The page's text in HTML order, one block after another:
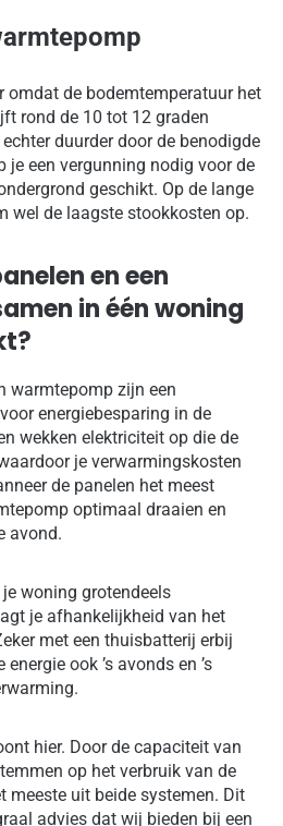
omdat de bodemtemperatuur het
rond de 10 tot 12 graden
duurder door de benodigde
je een vergunning nodig voor de
geschikt. Op de lange
wel de laagste stookkosten op.
en een
in één woning
warmtepomp zijn een
energiebesparing in de
wekken elektriciteit op die de
je verwarmingskosten
de panelen het meest
optimaal draaien en
avond.
woning grotendeels
je afhankelijkheid van het
met een thuisbatterij erbij
ook ’s avonds en ’s
hier. Door de capaciteit van
op het verbruik van de
meeste uit beide systemen. Dit
advies dat wij bieden bij een